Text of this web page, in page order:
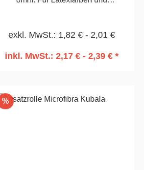
exkl. MwSt.: 1,82 € - 2,01 €
inkl. MwSt.: 2,17 € - 2,39 € *
%Rabatt